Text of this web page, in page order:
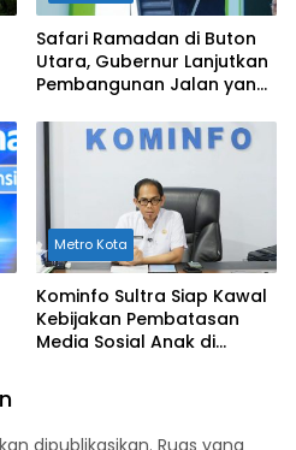
Safari Ramadan di Buton
Utara, Gubernur Lanjutkan
Pembangunan Jalan yang
Metro Kota
Kominfo Sultra Siap Kawal
Kebijakan Pembatasan
Media Sosial Anak di
dipublikasikan. Ruas yang